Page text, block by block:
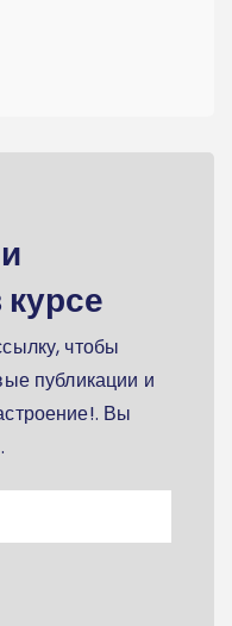
чтобы
публикации и
Вы